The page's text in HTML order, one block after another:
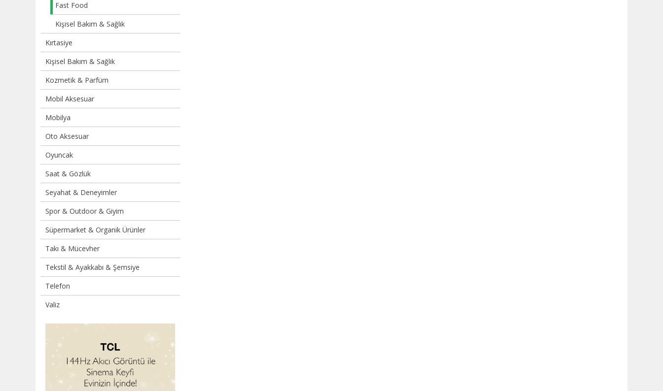
Fast Food
Kişisel Bakım & Sağlık
Kırtasiye
Kişisel Bakım & Sağlık
Kozmetik & Parfüm
Mobil Aksesuar
Mobilya
Oto Aksesuar
Oyuncak
Saat & Gözlük
Seyahat & Deneyimler
Spor & Outdoor & Giyim
Süpermarket & Organik Ürünler
Takı & Mücevher
Tekstil & Ayakkabı & Şemsiye
Telefon
Valiz